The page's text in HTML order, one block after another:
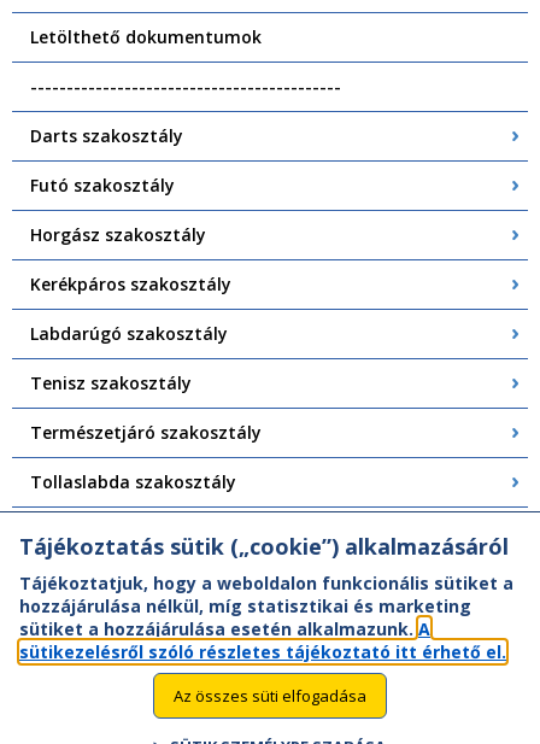
Letölthető dokumentumok
-------------------------------------------
Darts szakosztály
Futó szakosztály
Horgász szakosztály
Kerékpáros szakosztály
Labdarúgó szakosztály
Tenisz szakosztály
Természetjáró szakosztály
Tollaslabda szakosztály
Tájékoztatás sütik („cookie”) alkalmazásáról
Tájékoztatjuk, hogy a weboldalon funkcionális sütiket a
hozzájárulása nélkül, míg statisztikai és marketing
sütiket a hozzájárulása esetén alkalmazunk. A
sütikezelésről szóló részletes tájékoztató itt érhető el.
Az összes süti elfogadása